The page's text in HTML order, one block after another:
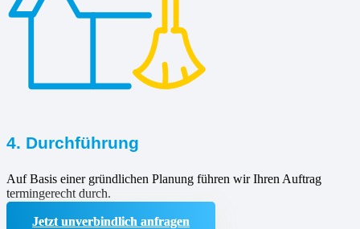
4. Durchführung
Auf Basis einer gründlichen Planung führen wir Ihren Auftrag
termingerecht durch.
Jetzt unverbindlich anfragen